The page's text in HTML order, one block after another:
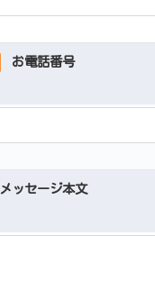
お電話番号
メッセージ本文